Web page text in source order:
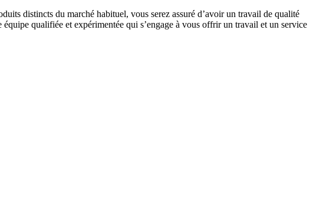
distincts du marché habituel, vous serez assuré d’avoir un travail de qualité
équipe qualifiée et expérimentée qui s’engage à vous offrir un travail et un service